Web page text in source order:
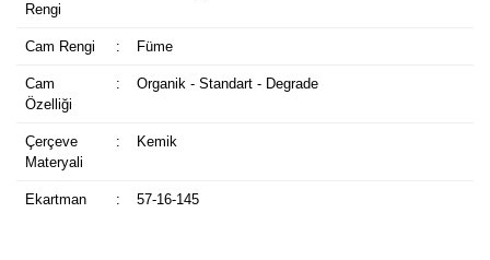
Rengi
Cam Rengi : Füme
Cam
Özelliği
: Organik - Standart - Degrade
Çerçeve
Materyali
: Kemik
Ekartman : 57-16-145